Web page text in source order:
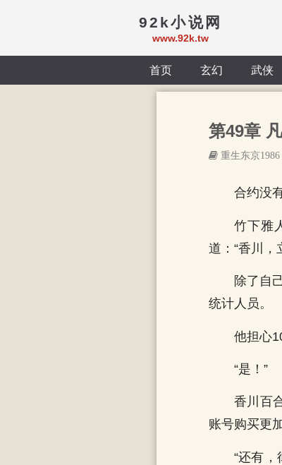
92k小说网
www.92k.tw
首页 玄幻 武侠
第49章
重生东京1986
合约没
竹下雅
道：“香川，
除了自
统计人员。
他担心
“是！”
香川百
账号购买更
“还有